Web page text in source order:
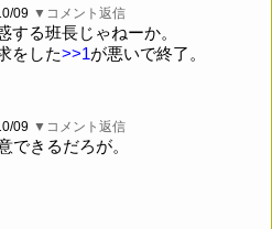
09 ▼コメント返信
する班長じゃねーか。
をした>>1が悪いで終了。
09 ▼コメント返信
できるだろが。